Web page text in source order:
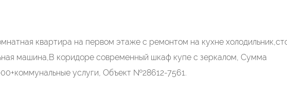
квартира на первом этаже с ремонтом на кухне
машина,В коридоре современный шкаф купе с зеркалом, Сумма
услуги, Объект №28612-7561.